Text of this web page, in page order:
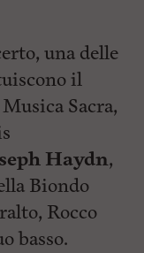
una delle
il
Sacra,
Haydn,
Biondo
Rocco
basso.